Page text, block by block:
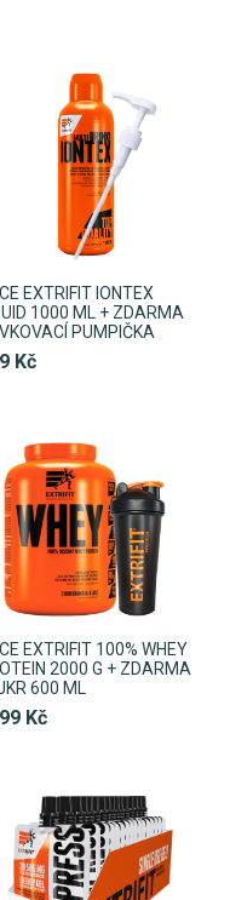
EXTRIFIT IONTEX
1000 ML + ZDARMA
PUMPIČKA
Kč
EXTRIFIT 100% WHEY
2000 G + ZDARMA
600 ML
Kč